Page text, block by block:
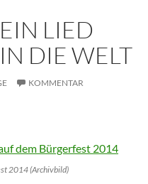
LIED
DIE WELT
KOMMENTAR
2014 (Archivbild)